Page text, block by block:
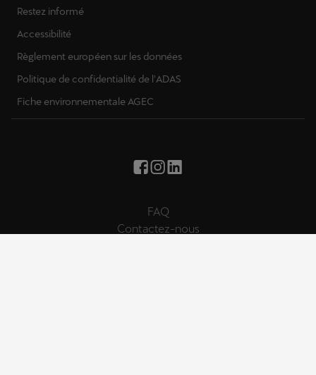
Restez informé
Accessibilité
Règlement européen sur les données
Politique de confidentialité de l'ADAS
Fiche environnementale AGEC
FAQ
Contactez-nous